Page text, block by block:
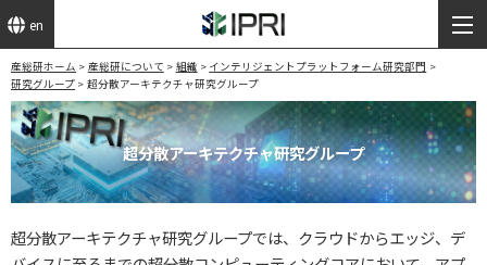
en
産総研ホーム 産総研について 組織
インテリジェントプラットフォーム研究部門
研究グループ
超分散アーキテクチャ研究グループ
超分散アーキテクチャ研究グループ
超分散アーキテクチャ研究グループでは、クラウドからエッジ、デ